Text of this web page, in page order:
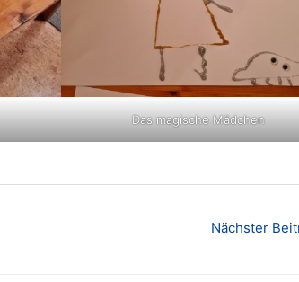
Das magische Mädchen
Nächster